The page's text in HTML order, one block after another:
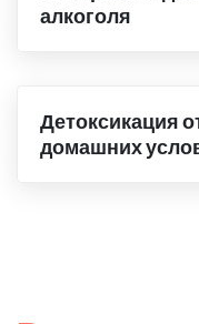
алкоголя
Детоксикация
домашних